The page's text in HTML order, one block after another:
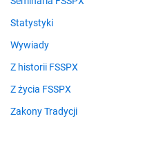
Statystyki
Wywiady
Z historii FSSPX
Z życia FSSPX
Zakony Tradycji